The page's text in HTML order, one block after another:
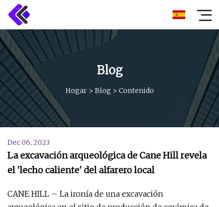
Blog
Hogar> Blog > Contenido
Dec 06, 2023
La excavación arqueológica de Cane Hill revela
el 'lecho caliente' del alfarero local
CANE HILL – La ironía de una excavación